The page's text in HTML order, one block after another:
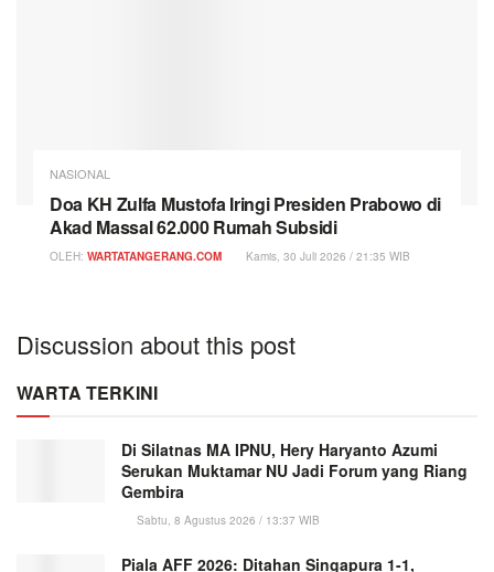
NASIONAL
Doa KH Zulfa Mustofa Iringi Presiden Prabowo di
Akad Massal 62.000 Rumah Subsidi
OLEH: WARTATANGERANG.COM Kamis, 30 Juli 2026 / 21:35 WIB
Discussion about this post
WARTA TERKINI
Di Silatnas MA IPNU, Hery Haryanto Azumi
Serukan Muktamar NU Jadi Forum yang Riang
Gembira
Sabtu, 8 Agustus 2026 / 13:37 WIB
Piala AFF 2026: Ditahan Singapura 1-1,